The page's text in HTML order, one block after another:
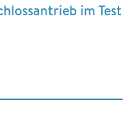
im Test